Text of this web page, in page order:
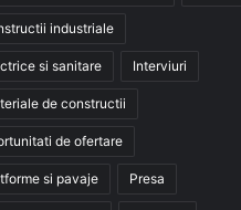
industriale
si sanitare Interviuri
de constructii
de ofertare
si pavaje Presa